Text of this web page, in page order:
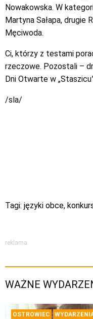
Nowakowska. W
Martyna Sałapa, drugie
Męciwoda.
Ci, którzy z testami
rzeczowe. Pozostali –
Dni Otwarte w
/sla/
Tagi: języki obce,
reklama
WAŻNE
OSTROWIEC